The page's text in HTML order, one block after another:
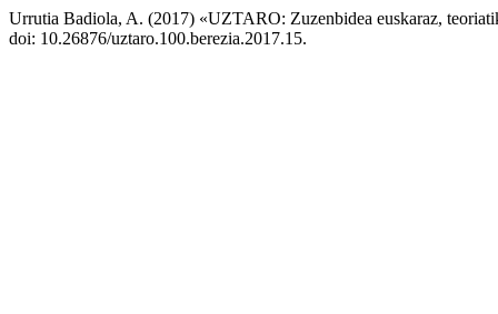
Urrutia Badiola, A. (2017) «UZTARO: Zuzenbidea euskaraz,
doi: 10.26876/uztaro.100.berezia.2017.15.